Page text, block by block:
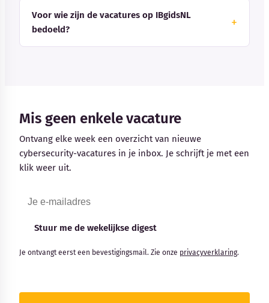
Voor wie zijn de vacatures op IBgidsNL
bedoeld?
Mis geen enkele vacature
Ontvang elke week een overzicht van nieuwe
cybersecurity-vacatures in je inbox. Je schrijft je met een
klik weer uit.
Stuur me de wekelijkse digest
Je ontvangt eerst een bevestigingsmail. Zie onze privacyverklaring.